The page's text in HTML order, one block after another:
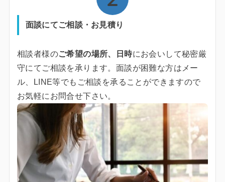
面談にてご相談・お見積り
相談者様のご希望の場所、日時にお会いして秘密厳
守にてご相談を承ります。面談が困難な方はメー
ル、LINE等でもご相談を承ることができますので
お気軽にお問合せ下さい。